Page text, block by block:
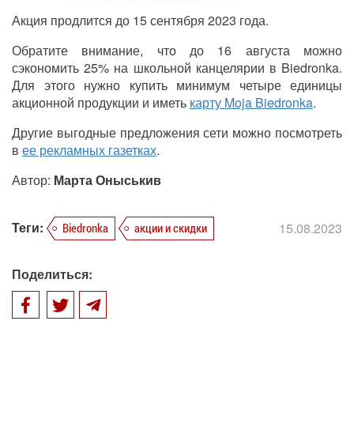
Акция продлится до 15 сентября 2023 года.
Обратите внимание, что до 16 августа можно
сэкономить 25% на школьной канцелярии в Biedronka.
Для этого нужно купить минимум четыре единицы
акционной продукции и иметь карту Moja Biedronka.
Другие выгодные предложения сети можно посмотреть
в ее рекламных газетках.
Автор: Марта Оныськив
Теги: Biedronka акции и скидки 15.08.2023
Поделиться: